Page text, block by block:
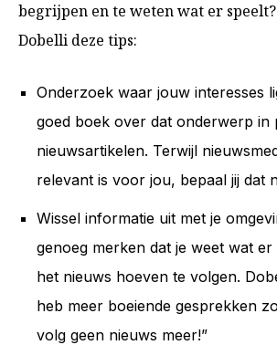
begrijpen en te weten wat er
Dobelli deze tips:
Onderzoek waar jouw interesses
goed boek over dat onderwerp in
nieuwsartikelen. Terwijl
relevant is voor jou, bepaal jij dat
Wissel informatie uit met je
genoeg merken dat je weet wat
het nieuws hoeven te volgen.
heb meer boeiende gesprekken
volg geen nieuws meer!”